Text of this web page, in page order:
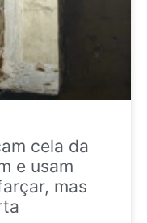
cela da
e usam
mas